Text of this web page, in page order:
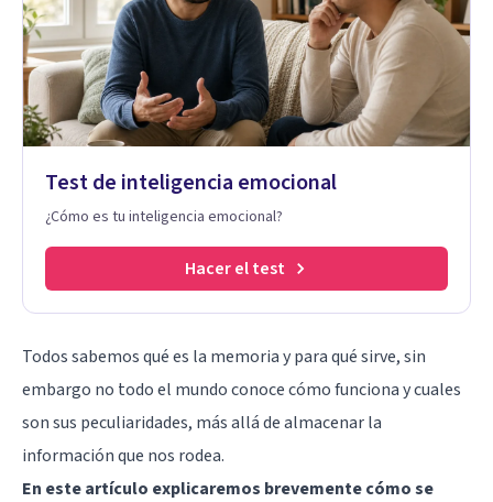
Test de inteligencia emocional
¿Cómo es tu inteligencia emocional?
Hacer el test
Todos sabemos qué es la memoria y para qué sirve, sin
embargo no todo el mundo conoce cómo funciona y cuales
son sus peculiaridades, más allá de almacenar la
información que nos rodea.
En este artículo explicaremos brevemente cómo se